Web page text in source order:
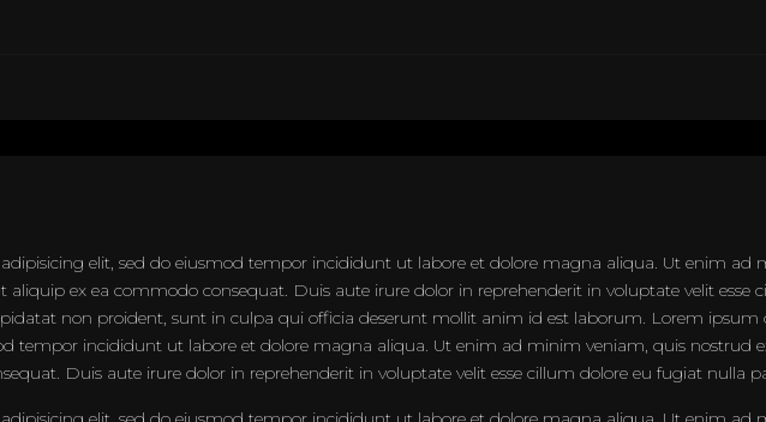
elit, sed do eiusmod tempor incididunt ut labore et dolore magna aliqua. Ut enim ad
aliquip ex ea commodo consequat. Duis aute irure dolor in reprehenderit in voluptate velit esse
non proident, sunt in culpa qui officia deserunt mollit anim id est laborum. Lorem ipsum
tempor incididunt ut labore et dolore magna aliqua. Ut enim ad minim veniam, quis nostrud
Duis aute irure dolor in reprehenderit in voluptate velit esse cillum dolore eu fugiat nulla